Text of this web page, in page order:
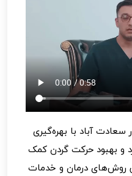
آباد با بهره‌گیری
و بهبود حرکت گردن کمک
روش‌های درمان و خدمات